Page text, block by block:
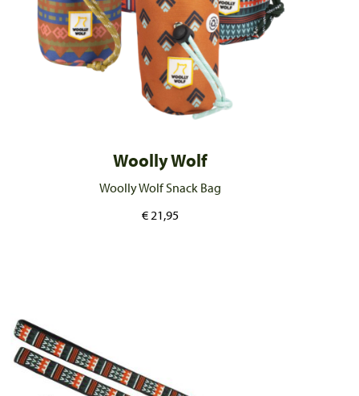
Woolly Wolf
Woolly Wolf Snack Bag
€ 21,95